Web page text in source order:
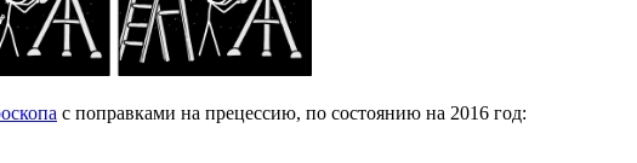
с поправками на прецессию, по состоянию на 2016 год: